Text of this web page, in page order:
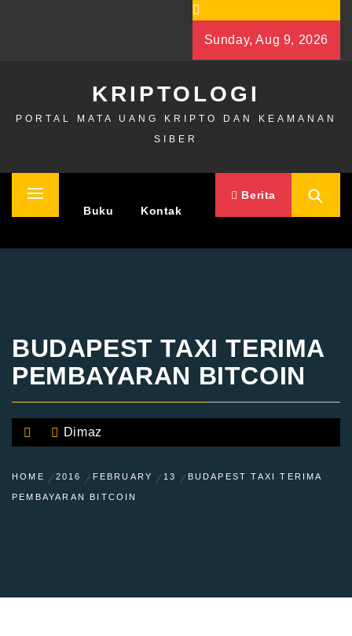
Sunday, Aug 9, 2026
KRIPTOLOGI
PORTAL MATA UANG KRIPTO DAN KEAMANAN
SIBER
Primary
Buku Kontak
Berita
BUDAPEST TAXI TERIMA
PEMBAYARAN BITCOIN
Dimaz
HOME 2016 FEBRUARY 13 BUDAPEST TAXI TERIMA
PEMBAYARAN BITCOIN